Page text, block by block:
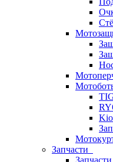
Запчасти